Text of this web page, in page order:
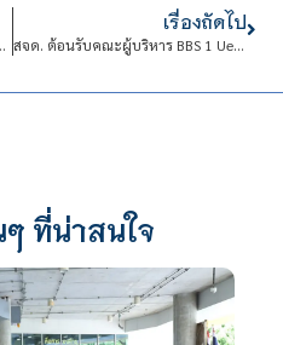
งในวัน “นวมินทรมหาราช”
เรื่องถัดไป
สจด. ต้อนรับคณะผู้บริหาร BBS 1 Uelzen และสถาบัน Institute for Futures Studies and Technology Assessment สหพันธ์สาธารณรัฐเยอรมนี
ที่น่าสนใจ